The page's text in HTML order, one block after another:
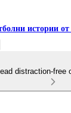
истории
distraction-free